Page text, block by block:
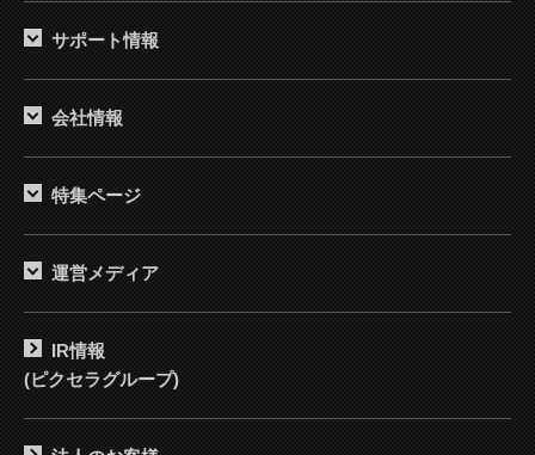
サポート情報
会社情報
特集ページ
運営メディア
IR情報
(ピクセラグループ)